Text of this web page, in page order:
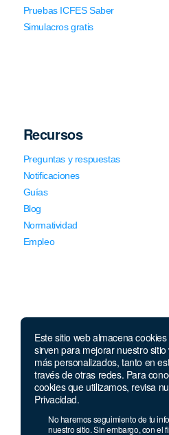
Este sitio web almacena
sirven para mejorar nuestro
más personalizados, tanto en
través de otras redes. Para
cookies que utilizamos, revisa
Privacidad.
No haremos seguimiento de tu
nuestro sitio. Sin embargo, con el
Pruebas ICFES Saber
Simulacros gratis
Recursos
Preguntas y respuestas
Notificaciones
Guías
Blog
Normatividad
Empleo
Llámanos
Lunes a jueves de 7 a.m.
a 5:00 p.m. Viernes de
7 a.m. a 4 p.m. Sábados de 8 a.m.
Celular y Whatsapp:333 033 40 39